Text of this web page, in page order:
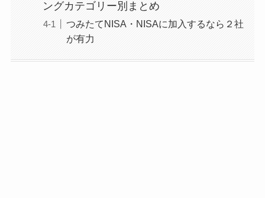
ングカテゴリー別まとめ
つみたてNISA・NISAに加入するなら２社
が有力